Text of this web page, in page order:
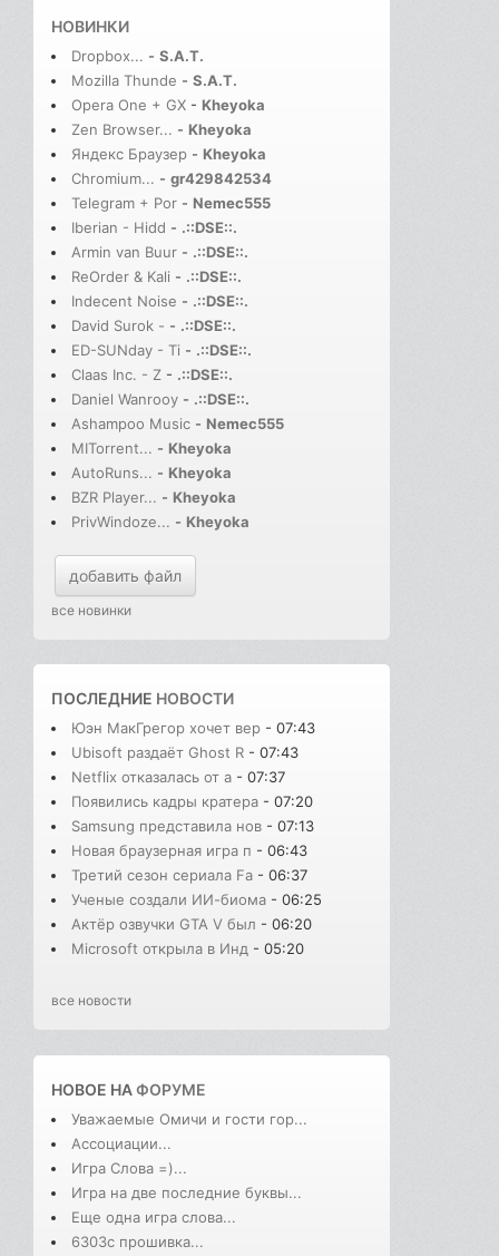
НОВИНКИ
Dropbox... - S.A.T.
Mozilla Thunde - S.A.T.
Opera One + GX - Kheyoka
Zen Browser... - Kheyoka
Яндекс Браузер - Kheyoka
Chromium... - gr429842534
Telegram + Por - Nemec555
Iberian - Hidd - .::DSE::.
Armin van Buur - .::DSE::.
ReOrder & Kali - .::DSE::.
Indecent Noise - .::DSE::.
David Surok - - .::DSE::.
ED-SUNday - Ti - .::DSE::.
Claas Inc. - Z - .::DSE::.
Daniel Wanrooy - .::DSE::.
Ashampoo Music - Nemec555
MITorrent... - Kheyoka
AutoRuns... - Kheyoka
BZR Player... - Kheyoka
PrivWindoze... - Kheyoka
добавить файл
все новинки
ПОСЛЕДНИЕ НОВОСТИ
Юэн МакГрегор хочет вер - 07:43
Ubisoft раздаёт Ghost R - 07:43
Netflix отказалась от а - 07:37
Появились кадры кратера - 07:20
Samsung представила нов - 07:13
Новая браузерная игра п - 06:43
Третий сезон сериала Fa - 06:37
Ученые создали ИИ-биома - 06:25
Актёр озвучки GTA V был - 06:20
Microsoft открыла в Инд - 05:20
все новости
НОВОЕ НАФОРУМЕ
Уважаемые Омичи и гости гор...
Ассоциации...
Игра Слова =)...
Игра на две последние буквы...
Еще одна игра слова...
6303с прошивка...